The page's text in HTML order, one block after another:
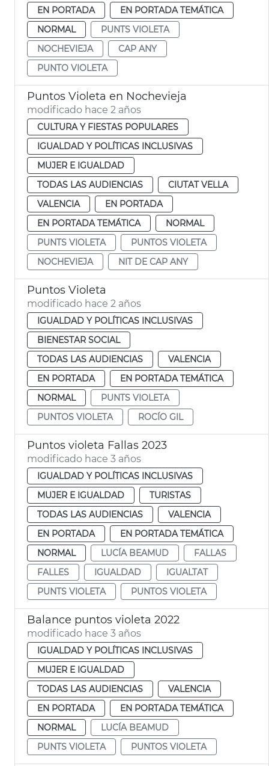
EN PORTADA
EN PORTADA TEMÁTICA
NORMAL
PUNTS VIOLETA
NOCHEVIEJA
CAP ANY
PUNTO VIOLETA
Puntos Violeta en Nochevieja
modificado hace 2 años
CULTURA Y FIESTAS POPULARES
IGUALDAD Y POLÍTICAS INCLUSIVAS
MUJER E IGUALDAD
TODAS LAS AUDIENCIAS
CIUTAT VELLA
VALENCIA
EN PORTADA
EN PORTADA TEMÁTICA
NORMAL
PUNTS VIOLETA
PUNTOS VIOLETA
NOCHEVIEJA
NIT DE CAP ANY
Puntos Violeta
modificado hace 2 años
IGUALDAD Y POLÍTICAS INCLUSIVAS
BIENESTAR SOCIAL
TODAS LAS AUDIENCIAS
VALENCIA
EN PORTADA
EN PORTADA TEMÁTICA
NORMAL
PUNTS VIOLETA
PUNTOS VIOLETA
ROCÍO GIL
Puntos violeta Fallas 2023
modificado hace 3 años
IGUALDAD Y POLÍTICAS INCLUSIVAS
MUJER E IGUALDAD
TURISTAS
TODAS LAS AUDIENCIAS
VALENCIA
EN PORTADA
EN PORTADA TEMÁTICA
NORMAL
LUCÍA BEAMUD
FALLAS
FALLES
IGUALDAD
IGUALTAT
PUNTS VIOLETA
PUNTOS VIOLETA
Balance puntos violeta 2022
modificado hace 3 años
IGUALDAD Y POLÍTICAS INCLUSIVAS
MUJER E IGUALDAD
TODAS LAS AUDIENCIAS
VALENCIA
EN PORTADA
EN PORTADA TEMÁTICA
NORMAL
LUCÍA BEAMUD
PUNTS VIOLETA
PUNTOS VIOLETA